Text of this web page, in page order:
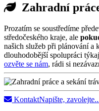
Zahradní
Prozatím se soustředíme
středočeského kraje, ale
našich služeb při plánování a
dlouhodobější spolupráci
ozvěte se nám, rádi si
KontaktNapište,